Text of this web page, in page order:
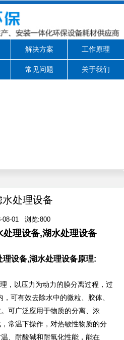
解决方案 工作原理
常见问题 关于我们
水处理设备
08-01 浏览:800
处理设备,湖水处理设备
设备,湖水处理设备原理:
，以压力为动力的膜分离过程，过
可有效去除水中的微粒、胶体、
可广泛应用于物质的分离、浓
常温下操作，对热敏性物质的分
、耐酸碱和耐氧化性能，能在